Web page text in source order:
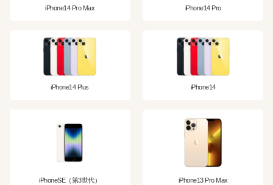
iPhone14 Pro Max iPhone14 Pro
iPhone14 Plus iPhone14
iPhoneSE（第3世代） iPhone13 Pro Max